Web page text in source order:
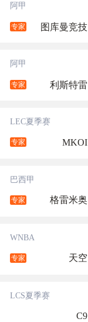
阿甲
专家 图库曼竞技
阿甲
专家 利斯特雷
LEC夏季赛
专家 MKOI
巴西甲
专家 格雷米奥
WNBA
专家 天空
LCS夏季赛
C9